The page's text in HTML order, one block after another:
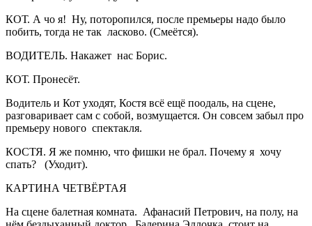
КОТ. А чо я! Ну, поторопился, после премьеры надо было
побить, тогда не так ласково. (Смеётся).
ВОДИТЕЛЬ. Накажет нас Борис.
КОТ. Пронесёт.
Водитель и Кот уходят, Костя всё ещё поодаль, на сцене,
разговаривает сам с собой, возмущается. Он совсем забыл про
премьеру нового спектакля.
КОСТЯ. Я же помню, что фишки не брал. Почему я хочу
спать? (Уходит).
КАРТИНА ЧЕТВЁРТАЯ
На сцене балетная комната. Афанасий Петрович, на полу, на